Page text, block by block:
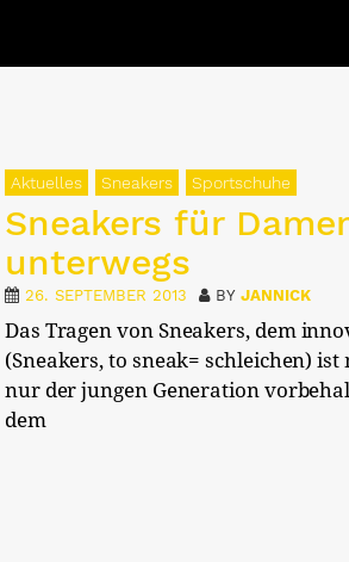
Aktuelles Sneakers Sportschuhe
Sneakers für
unterwegs
26. SEPTEMBER 2013 BY JANNICK
Das Tragen von Sneakers, dem
(Sneakers, to sneak= schleichen)
nur der jungen Generation
dem